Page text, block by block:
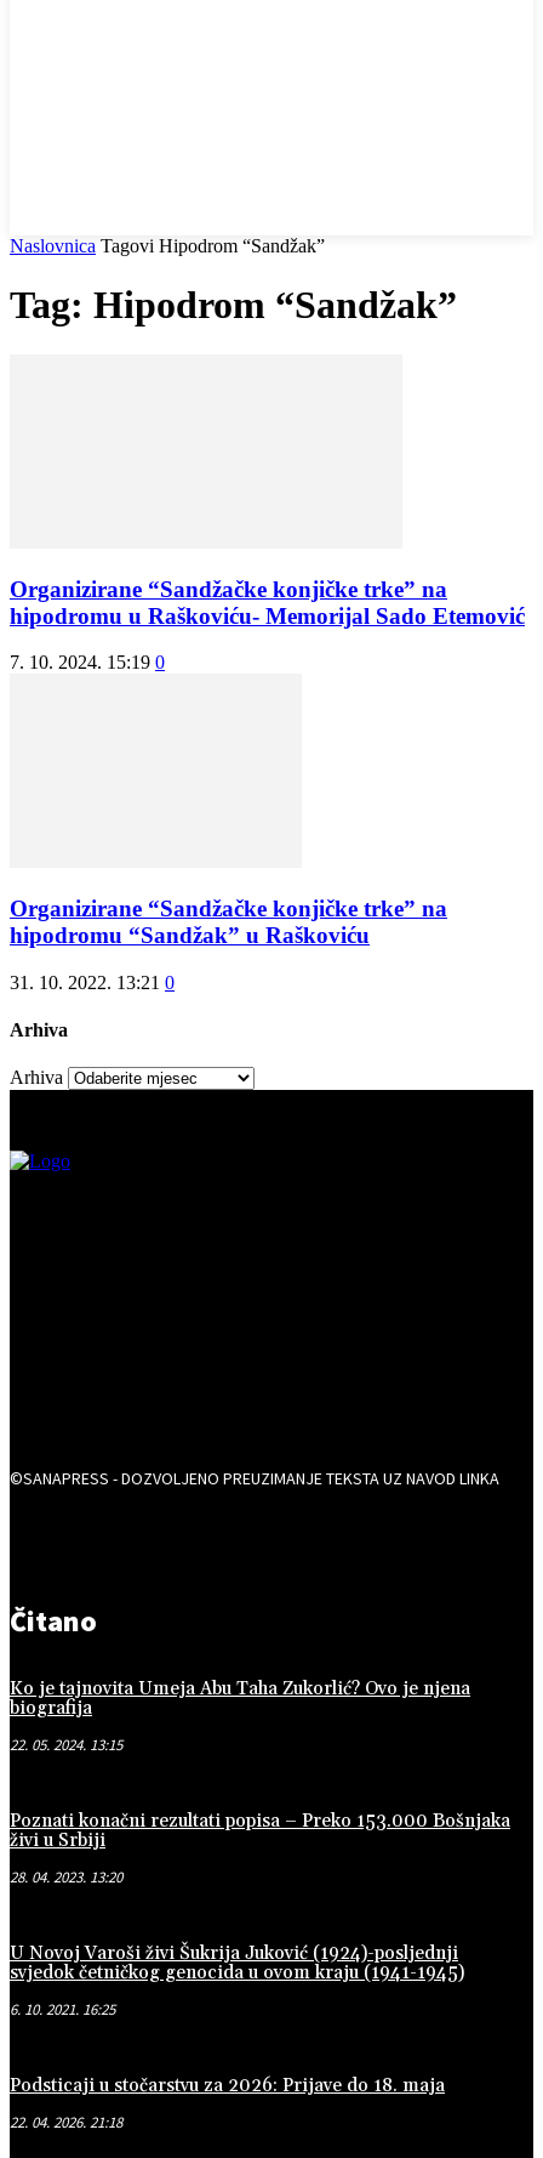
Naslovnica Tagovi Hipodrom “Sandžak”
Tag: Hipodrom “Sandžak”
Organizirane “Sandžačke konjičke trke” na
hipodromu u Raškoviću- Memorijal Sado Etemović
7. 10. 2024. 15:19 0
Organizirane “Sandžačke konjičke trke” na
hipodromu “Sandžak” u Raškoviću
31. 10. 2022. 13:21 0
Arhiva
Arhiva
©SANAPRESS - DOZVOLJENO PREUZIMANJE TEKSTA UZ NAVOD LINKA
Čitano
Ko je tajnovita Umeja Abu Taha Zukorlić? Ovo je njena
biografija
22. 05. 2024. 13:15
Poznati konačni rezultati popisa – Preko 153.000 Bošnjaka
živi u Srbiji
28. 04. 2023. 13:20
U Novoj Varoši živi Šukrija Juković (1924)-posljednji
svjedok četničkog genocida u ovom kraju (1941-1945)
6. 10. 2021. 16:25
Podsticaji u stočarstvu za 2026: Prijave do 18. maja
22. 04. 2026. 21:18